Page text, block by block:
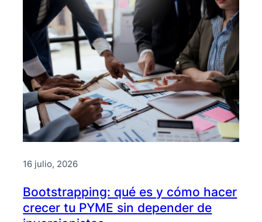
16 julio, 2026
Bootstrapping: qué es y cómo hacer
crecer tu PYME sin depender de